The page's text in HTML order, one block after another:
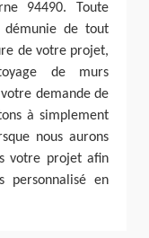
94490. Toute
de tout
de votre projet,
de murs
demande de
à simplement
nous aurons
votre projet afin
personnalisé en